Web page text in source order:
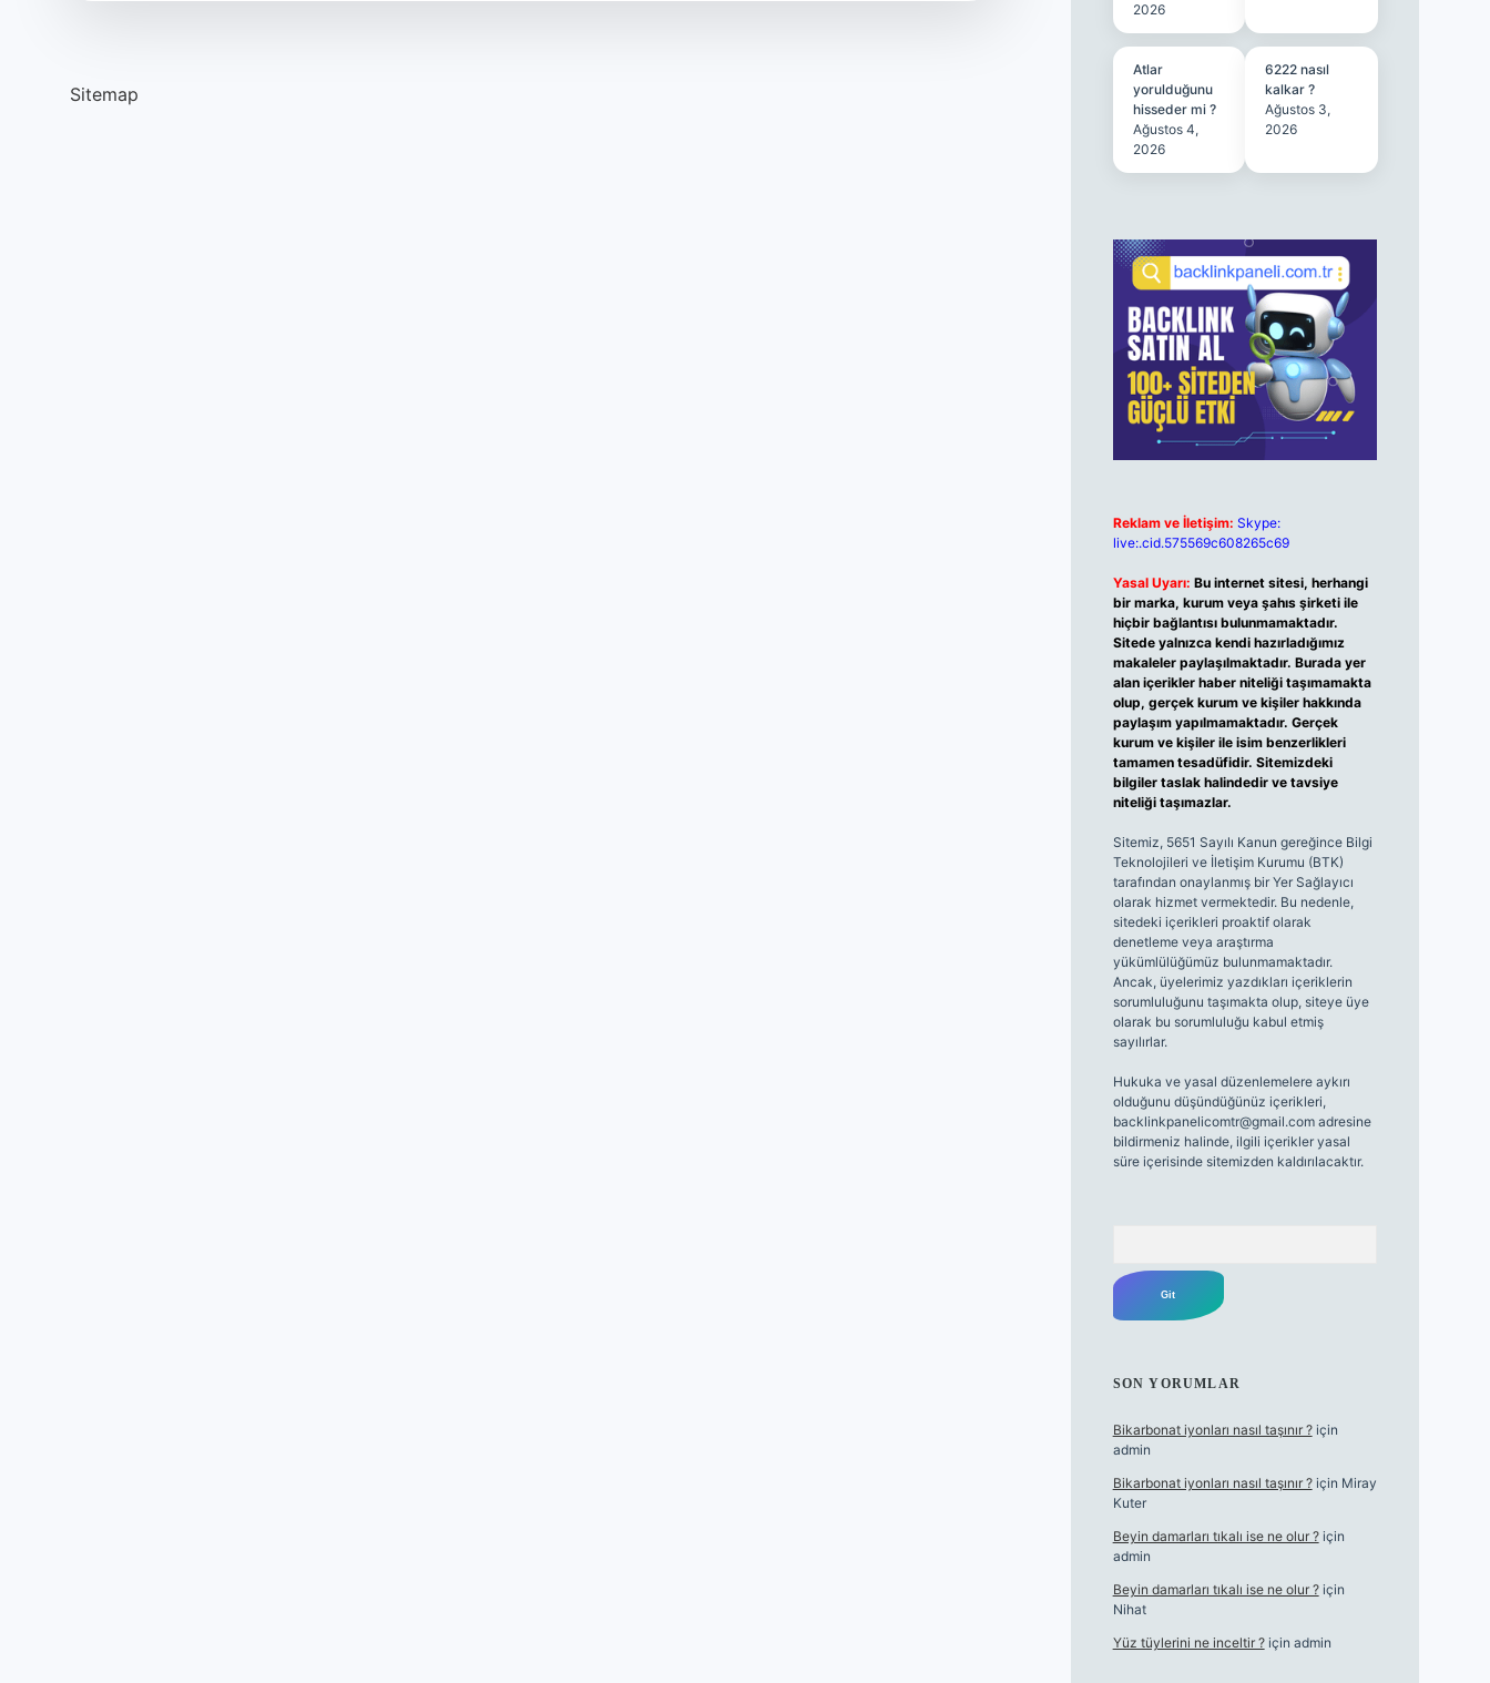
Sitemap
2026
Atlar
yorulduğunu
hisseder mi ?
Ağustos 4,
2026
6222 nasıl
kalkar ?
Ağustos 3,
2026
Reklam ve İletişim: Skype:
live:.cid.575569c608265c69
Yasal Uyarı: Bu internet sitesi, herhangi
bir marka, kurum veya şahıs şirketi ile
hiçbir bağlantısı bulunmamaktadır.
Sitede yalnızca kendi hazırladığımız
makaleler paylaşılmaktadır. Burada yer
alan içerikler haber niteliği taşımamakta
olup, gerçek kurum ve kişiler hakkında
paylaşım yapılmamaktadır. Gerçek
kurum ve kişiler ile isim benzerlikleri
tamamen tesadüfidir. Sitemizdeki
bilgiler taslak halindedir ve tavsiye
niteliği taşımazlar.
Sitemiz, 5651 Sayılı Kanun gereğince Bilgi
Teknolojileri ve İletişim Kurumu (BTK)
tarafından onaylanmış bir Yer Sağlayıcı
olarak hizmet vermektedir. Bu nedenle,
sitedeki içerikleri proaktif olarak
denetleme veya araştırma
yükümlülüğümüz bulunmamaktadır.
Ancak, üyelerimiz yazdıkları içeriklerin
sorumluluğunu taşımakta olup, siteye üye
olarak bu sorumluluğu kabul etmiş
sayılırlar.
Hukuka ve yasal düzenlemelere aykırı
olduğunu düşündüğünüz içerikleri,
backlinkpanelicomtr@gmail.comadresine
bildirmeniz halinde, ilgili içerikler yasal
süre içerisinde sitemizden kaldırılacaktır.
SON YORUMLAR
Bikarbonat iyonları nasıl taşınır ?için
admin
Bikarbonat iyonları nasıl taşınır ?için Miray
Kuter
Beyin damarları tıkalı ise ne olur ?için
admin
Beyin damarları tıkalı ise ne olur ?için
Nihat
Yüz tüylerini ne inceltir ?için admin